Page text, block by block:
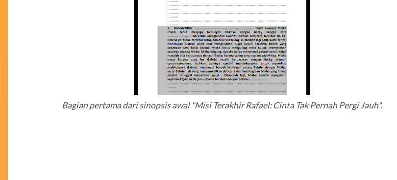
Bagian pertama dari sinopsis awal "Misi Terakhir Rafael: Cinta Tak Pernah Pergi Jauh".